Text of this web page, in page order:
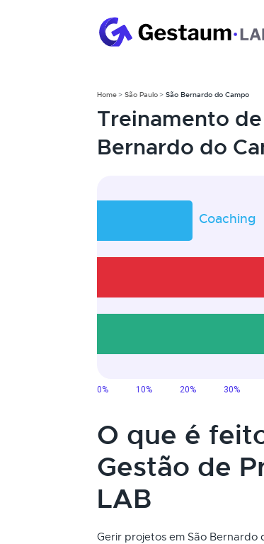
Home São Paulo São Bernardo do Campo
Treinamento
Bernardo do
O que é
Gestão de
LAB
Gerir projetos em São Bernardo